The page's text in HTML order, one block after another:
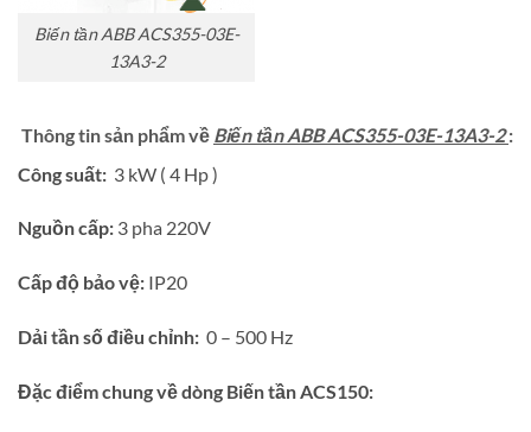
Biến tần ABB ACS355-03E-
13A3-2
Thông tin sản phẩm về Biến tần ABB ACS355-03E-13A3-2:
Công suất: 3 kW ( 4 Hp )
Nguồn cấp: 3 pha 220V
Cấp độ bảo vệ: IP20
Dải tần số điều chỉnh: 0 – 500 Hz
Đặc điểm chung về dòng Biến tần ACS150: